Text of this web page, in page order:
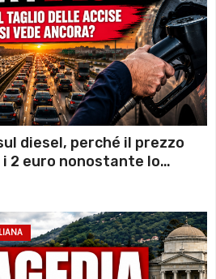
diesel, perché il prezzo
2 euro nonostante lo